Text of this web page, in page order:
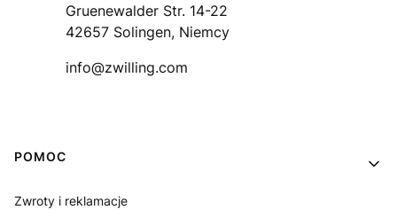
Gruenewalder Str. 14-22
42657 Solingen, Niemcy
info@zwilling.com
Linki w stopce
POMOC
Zwroty i reklamacje